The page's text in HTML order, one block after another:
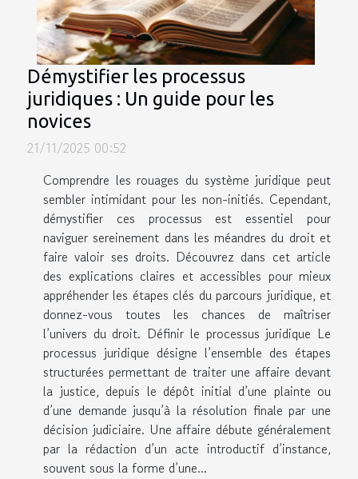
Démystifier les processus
juridiques : Un guide pour les
novices
21/11/2025 00:52
Comprendre les rouages du système juridique peut
sembler intimidant pour les non-initiés. Cependant,
démystifier ces processus est essentiel pour
naviguer sereinement dans les méandres du droit et
faire valoir ses droits. Découvrez dans cet article
des explications claires et accessibles pour mieux
appréhender les étapes clés du parcours juridique, et
donnez-vous toutes les chances de maîtriser
l’univers du droit. Définir le processus juridique Le
processus juridique désigne l’ensemble des étapes
structurées permettant de traiter une affaire devant
la justice, depuis le dépôt initial d’une plainte ou
d’une demande jusqu’à la résolution finale par une
décision judiciaire. Une affaire débute généralement
par la rédaction d’un acte introductif d’instance,
souvent sous la forme d’une...